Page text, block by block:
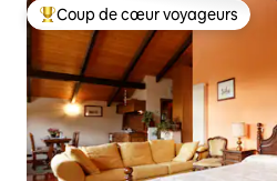
Coups de cœur voyageurs les
Coup de cœur voyageurs